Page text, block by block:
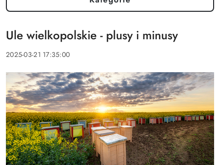
Ule wielkopolskie - plusy i minusy
2025-03-21 17:35:00